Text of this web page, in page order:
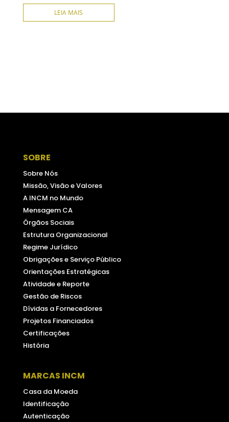
LEIA MAIS
SOBRE
Sobre Nós
Missão, Visão e Valores
A INCM no Mundo
Mensagem CA
Órgãos Sociais
Estrutura Organizacional
Regime Jurídico
Obrigações e Serviço Público
Orientações Estratégicas
Atividade e Reporte
Gestão de Riscos
Dívidas a Fornecedores
Projetos Financiados
Certificações
História
MARCAS INCM
Casa da Moeda
Identificação
Autenticação